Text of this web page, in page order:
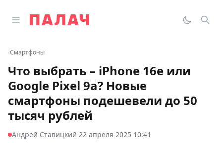
Открыть главное меню
Палач
‹Смартфоны
Что выбрать – iPhone 16e или
Google Pixel 9a? Новые
смартфоны подешевели до 50
тысяч рублей
Андрей Ставицкий·22 апреля 2025 10:41